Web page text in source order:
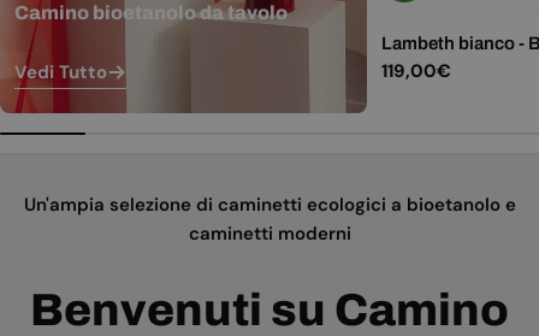
Camino bioetanolo da tavolo
Vedi Tutto
Lambeth bianco -
Prezzo
119,00€
Un'ampia selezione di caminetti ecologici a bioetanolo e
caminetti moderni
Benvenuti su Camino